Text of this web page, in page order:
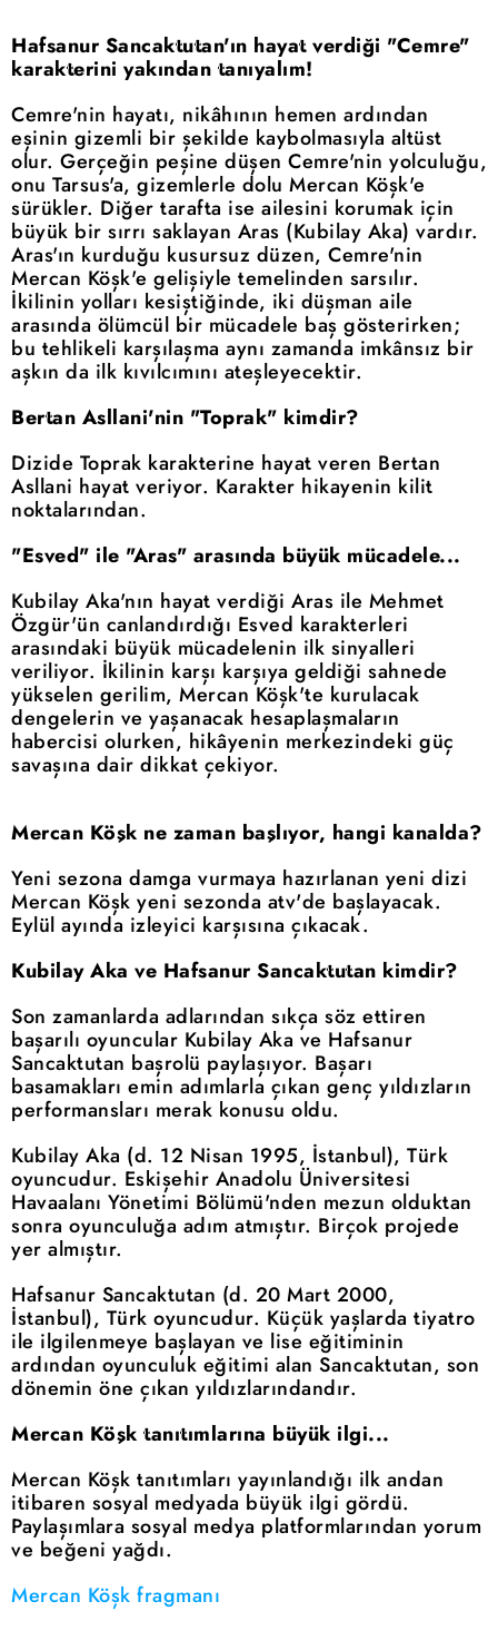
Hafsanur Sancaktutan'ın hayat verdiği "Cemre"
karakterini yakından tanıyalım!
Cemre'nin hayatı, nikâhının hemen ardından
eşinin gizemli bir şekilde kaybolmasıyla altüst
olur. Gerçeğin peşine düşen Cemre'nin yolculuğu,
onu Tarsus'a, gizemlerle dolu Mercan Köşk'e
sürükler. Diğer tarafta ise ailesini korumak için
büyük bir sırrı saklayan Aras (Kubilay Aka) vardır.
Aras'ın kurduğu kusursuz düzen, Cemre'nin
Mercan Köşk'e gelişiyle temelinden sarsılır.
İkilinin yolları kesiştiğinde, iki düşman aile
arasında ölümcül bir mücadele baş gösterirken;
bu tehlikeli karşılaşma aynı zamanda imkânsız bir
aşkın da ilk kıvılcımını ateşleyecektir.
Bertan Asllani'nin "Toprak" kimdir?
Dizide Toprak karakterine hayat veren Bertan
Asllani hayat veriyor. Karakter hikayenin kilit
noktalarından.
"Esved" ile "Aras" arasında büyük mücadele...
Kubilay Aka'nın hayat verdiği Aras ile Mehmet
Özgür'ün canlandırdığı Esved karakterleri
arasındaki büyük mücadelenin ilk sinyalleri
veriliyor. İkilinin karşı karşıya geldiği sahnede
yükselen gerilim, Mercan Köşk'te kurulacak
dengelerin ve yaşanacak hesaplaşmaların
habercisi olurken, hikâyenin merkezindeki güç
savaşına dair dikkat çekiyor.
Mercan Köşk ne zaman başlıyor, hangi kanalda?
Yeni sezona damga vurmaya hazırlanan yeni dizi
Mercan Köşk yeni sezonda atv'de başlayacak.
Eylül ayında izleyici karşısına çıkacak.
Kubilay Aka ve Hafsanur Sancaktutan kimdir?
Son zamanlarda adlarından sıkça söz ettiren
başarılı oyuncular Kubilay Aka ve Hafsanur
Sancaktutan başrolü paylaşıyor. Başarı
basamakları emin adımlarla çıkan genç yıldızların
performansları merak konusu oldu.
Kubilay Aka (d. 12 Nisan 1995, İstanbul), Türk
oyuncudur. Eskişehir Anadolu Üniversitesi
Havaalanı Yönetimi Bölümü'nden mezun olduktan
sonra oyunculuğa adım atmıştır. Birçok projede
yer almıştır.
Hafsanur Sancaktutan (d. 20 Mart 2000,
İstanbul), Türk oyuncudur. Küçük yaşlarda tiyatro
ile ilgilenmeye başlayan ve lise eğitiminin
ardından oyunculuk eğitimi alan Sancaktutan, son
dönemin öne çıkan yıldızlarındandır.
Mercan Köşk tanıtımlarına büyük ilgi...
Mercan Köşk tanıtımları yayınlandığı ilk andan
itibaren sosyal medyada büyük ilgi gördü.
Paylaşımlara sosyal medya platformlarından yorum
ve beğeni yağdı.
Mercan Köşk fragmanı